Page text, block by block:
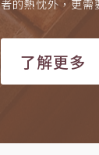
者的熱忱外，更需
了解更多